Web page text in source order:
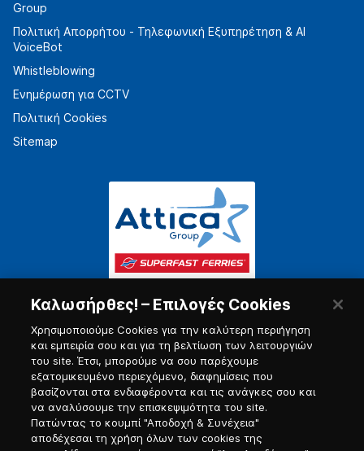
Group
Πολιτική Απορρήτου - Τηλεφωνική Εξυπηρέτηση & AI
VoiceBot
Whistleblowing
Ενημέρωση για CCTV
Πολιτική Cookies
Sitemap
Πύλη Ναυτικού
Καλωσήρθες! – Επιλογές Cookies
Χρησιμοποιούμε Cookies για την καλύτερη περιήγηση
και εμπειρία σου και για τη βελτίωση των λειτουργιών
του site. Έτσι, μπορούμε να σου παρέχουμε
εξατομικευμένο περιεχόμενο, διαφημίσεις που
βασίζονται στα ενδιαφέροντα και τις ανάγκες σου και
να αναλύσουμε την επισκεψιμότητα του site.
Πατώντας το κουμπί "Αποδοχή & Συνέχεια"
αποδέχεσαι τη χρήση όλων των cookies της